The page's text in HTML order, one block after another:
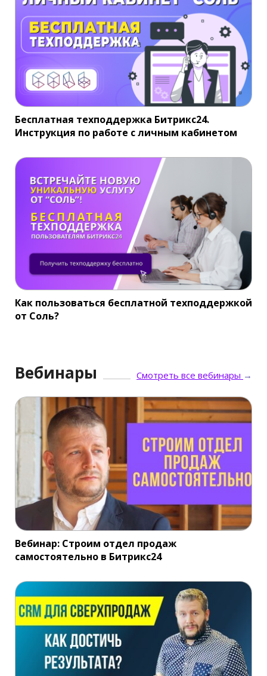
Бесплатная техподдержка Битрикс24.
Инструкция по работе с личным кабинетом
Как пользоваться бесплатной техподдержкой
от Соль?
Вебинары Смотреть все вебинары →
Вебинар: Строим отдел продаж
самостоятельно в Битрикс24